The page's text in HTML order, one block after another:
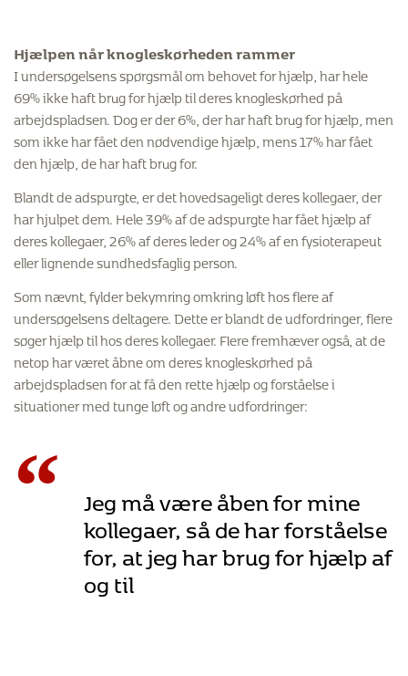
Hjælpen når knogleskørheden rammer
I undersøgelsens spørgsmål om behovet for hjælp, har hele
69% ikke haft brug for hjælp til deres knogleskørhed på
arbejdspladsen. Dog er der 6%, der har haft brug for hjælp, men
som ikke har fået den nødvendige hjælp, mens 17% har fået
den hjælp, de har haft brug for.
Blandt de adspurgte, er det hovedsageligt deres kollegaer, der
har hjulpet dem. Hele 39% af de adspurgte har fået hjælp af
deres kollegaer, 26% af deres leder og 24% af en fysioterapeut
eller lignende sundhedsfaglig person.
Som nævnt, fylder bekymring omkring løft hos flere af
undersøgelsens deltagere. Dette er blandt de udfordringer, flere
søger hjælp til hos deres kollegaer. Flere fremhæver også, at de
netop har været åbne om deres knogleskørhed på
arbejdspladsen for at få den rette hjælp og forståelse i
situationer med tunge løft og andre udfordringer:
“ Jeg må være åben for mine
kollegaer, så de har forståelse
for, at jeg har brug for hjælp af
og til